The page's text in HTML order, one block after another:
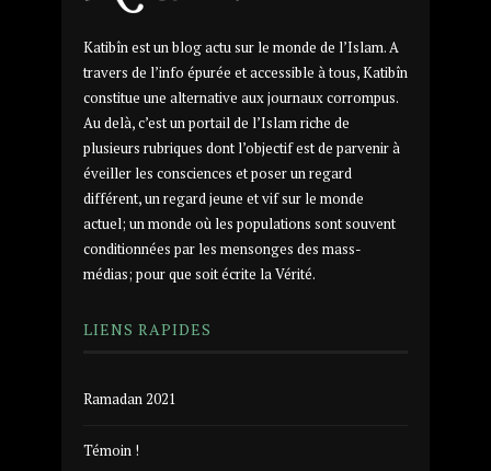
Katibîn est un blog actu sur le monde de l’Islam. A
travers de l’info épurée et accessible à tous, Katibîn
constitue une alternative aux journaux corrompus.
Au delà, c’est un portail de l’Islam riche de
plusieurs rubriques dont l’objectif est de parvenir à
éveiller les consciences et poser un regard
différent, un regard jeune et vif sur le monde
actuel; un monde où les populations sont souvent
conditionnées par les mensonges des mass-
médias; pour que soit écrite la Vérité.
LIENS RAPIDES
Ramadan 2021
Témoin !